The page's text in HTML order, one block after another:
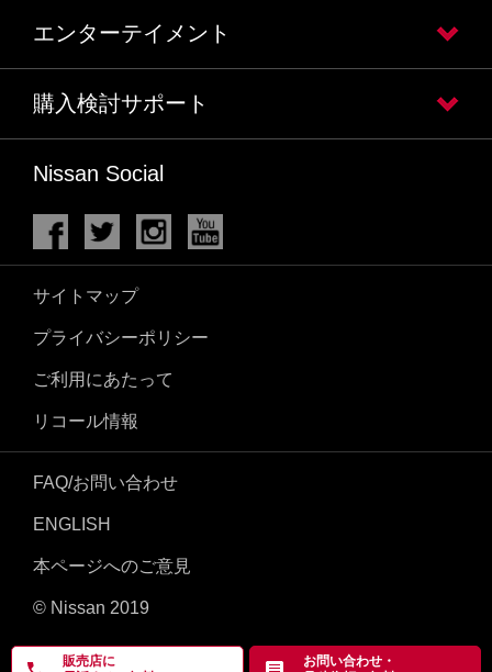
販売店に
お問い合わせ・
エンターテイメント
購入検討サポート
Nissan Social
サイトマップ
プライバシーポリシー
ご利用にあたって
リコール情報
FAQ/お問い合わせ
ENGLISH
本ページへのご意見
© Nissan 2019